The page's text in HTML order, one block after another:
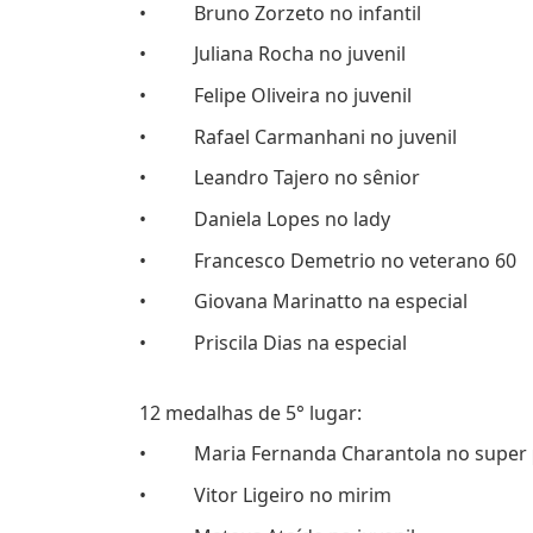
• Bruno Zorzeto no infantil
• Juliana Rocha no juvenil
• Felipe Oliveira no juvenil
• Rafael Carmanhani no juvenil
• Leandro Tajero no sênior
• Daniela Lopes no lady
• Francesco Demetrio no veterano 60
• Giovana Marinatto na especial
• Priscila Dias na especial
12 medalhas de 5° lugar:
• Maria Fernanda Charantola no super
• Vitor Ligeiro no mirim